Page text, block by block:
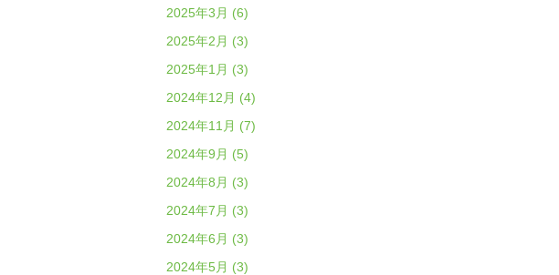
2025年3月 (6)
2025年2月 (3)
2025年1月 (3)
2024年12月 (4)
2024年11月 (7)
2024年9月 (5)
2024年8月 (3)
2024年7月 (3)
2024年6月 (3)
2024年5月 (3)